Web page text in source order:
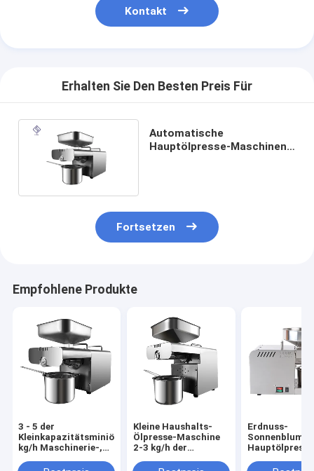
Kontakt
Erhalten Sie Den Besten Preis Für
Automatische
Hauptölpresse-Maschinen-
Fortsetzen
Empfohlene Produkte
3 - 5 der
Kleinkapazitätsminiölmühle-
kg/h Maschinerie-,
Maschine
Kleine Haushalts-
Ölpresse-Maschine
2-3 kg/h der
460*260*360mm
Erdnuss-
6kg/H